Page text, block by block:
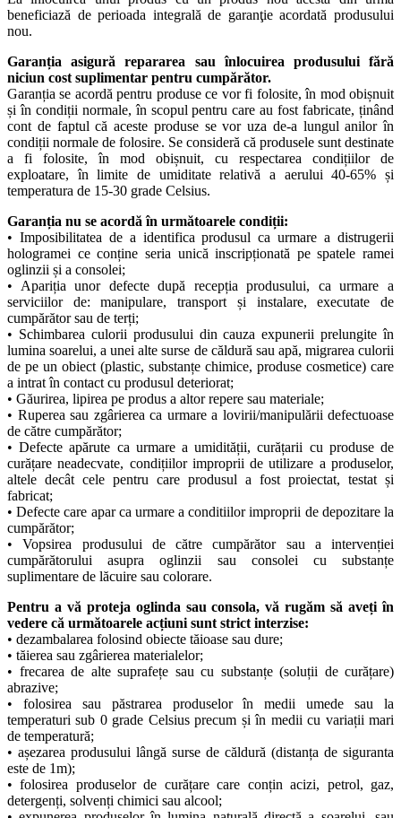
beneficiază de perioada integrală de garanţie acordată produsului
nou.
Garanția asigură repararea sau înlocuirea produsului fără
niciun cost suplimentar pentru cumpărător.
Garanția se acordă pentru produse ce vor fi folosite, în mod obișnuit
și în condiții normale, în scopul pentru care au fost fabricate, ținând
cont de faptul că aceste produse se vor uza de-a lungul anilor în
condiții normale de folosire. Se consideră că produsele sunt destinate
a fi folosite, în mod obișnuit, cu respectarea condițiilor de
exploatare, în limite de umiditate relativă a aerului 40-65% și
temperatura de 15-30 grade Celsius.
Garanția nu se acordă în următoarele condiții:
• Imposibilitatea de a identifica produsul ca urmare a distrugerii
hologramei ce conține seria unică inscripționată pe spatele ramei
oglinzii și a consolei;
• Apariția unor defecte după recepția produsului, ca urmare a
serviciilor de: manipulare, transport și instalare, executate de
cumpărător sau de terți;
• Schimbarea culorii produsului din cauza expunerii prelungite în
lumina soarelui, a unei alte surse de căldură sau apă, migrarea culorii
de pe un obiect (plastic, substanțe chimice, produse cosmetice) care
a intrat în contact cu produsul deteriorat;
• Găurirea, lipirea pe produs a altor repere sau materiale;
• Ruperea sau zgârierea ca urmare a lovirii/manipulării defectuoase
de către cumpărător;
• Defecte apărute ca urmare a umidității, curățarii cu produse de
curățare neadecvate, condițiilor improprii de utilizare a produselor,
altele decât cele pentru care produsul a fost proiectat, testat și
fabricat;
• Defecte care apar ca urmare a conditiilor improprii de depozitare la
cumpărător;
• Vopsirea produsului de către cumpărător sau a intervenției
cumpărătorului asupra oglinzii sau consolei cu substanțe
suplimentare de lăcuire sau colorare.
Pentru a vă proteja oglinda sau consola, vă rugăm să aveți în
vedere că următoarele acțiuni sunt strict interzise:
• dezambalarea folosind obiecte tăioase sau dure;
• tăierea sau zgârierea materialelor;
• frecarea de alte suprafețe sau cu substanțe (soluții de curățare)
abrazive;
• folosirea sau păstrarea produselor în medii umede sau la
temperaturi sub 0 grade Celsius precum și în medii cu variații mari
de temperatură;
• așezarea produsului lângă surse de căldură (distanța de siguranta
este de 1m);
• folosirea produselor de curățare care conțin acizi, petrol, gaz,
detergenți, solvenți chimici sau alcool;